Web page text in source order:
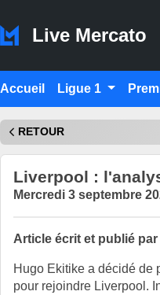
Live Mercato
Accueil Ligue 1
RETOUR
Liverpool :
Mercredi 3 septembre
Article écrit et publié par
Hugo Ekitike a décidé de
pour rejoindre Liverpool.